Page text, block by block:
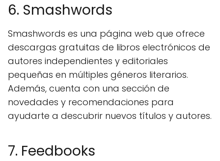
6. Smashwords
Smashwords es una página web que ofrece
descargas gratuitas de libros electrónicos de
autores independientes y editoriales
pequeñas en múltiples géneros literarios.
Además, cuenta con una sección de
novedades y recomendaciones para
ayudarte a descubrir nuevos títulos y autores.
7. Feedbooks